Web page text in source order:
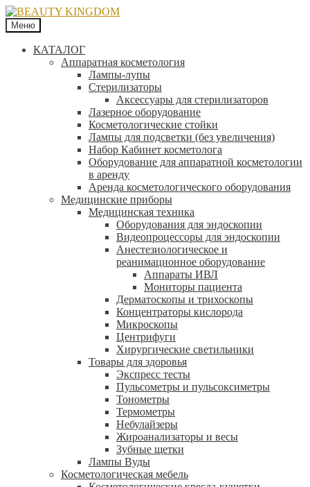
Меню
КАТАЛОГ
Аппаратная косметология
Лампы-лупы
Стерилизаторы
Аксессуары для стерилизаторов
Лазерное оборудование
Косметологические стойки
Лампы для подсветки (без увеличения)
Набор Кабинет косметолога
Оборудование для аппаратной косметологии
в аренду
Аренда косметологического оборудования
Медицинские приборы
Медицинская техника
Оборудования для эндоскопии
Видеопроцессоры для эндоскопии
Анестезиологическое и
реанимационное оборудование
Аппараты ИВЛ
Мониторы пациента
Дерматоскопы и трихоскопы
Концентраторы кислорода
Микроскопы
Центрифуги
Xирургические светильники
Товары для здоровья
Экспресс тесты
Пульсометры и пульсоксиметры
Тонометры
Термометры
Небулайзеры
Жироанализаторы и весы
Зубные щетки
Лампы Вуды
Косметологическая мебель